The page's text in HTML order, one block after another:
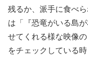
残るか、派手に食べ
は「『恐竜がいる島
せてくれる様な映像
をチェックしている